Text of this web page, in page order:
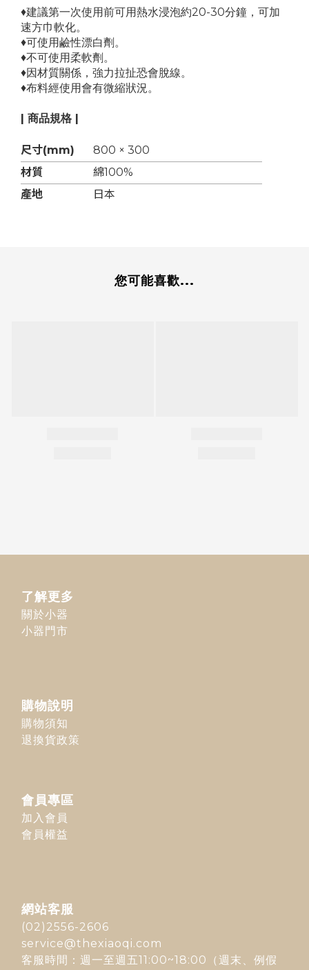
♦建議第一次使用前可用熱水浸泡約20-30分鐘，可加
速方巾軟化。
♦可使用鹼性漂白劑。
♦不可使用柔軟劑。
♦因材質關係，強力拉扯恐會脫線。
♦布料經使用會有微縮狀況。
| 商品規格 |
尺寸(mm)
800 × 300
材質
綿100%
產地
日本
您可能喜歡...
了解更多
關於小器
小器門市
購物說明
購物須知
退換貨政策
會員專區
加入會員
會員權益
網站客服
(02)2556-2606
service@thexiaoqi.com
客服時間：週一至週五11:00~18:00（週末、例假